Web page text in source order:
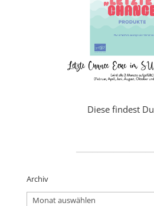
Diese findest Du
Archiv
Archiv